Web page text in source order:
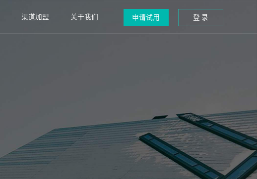
渠道加盟 关于我们 申请试用 登 录